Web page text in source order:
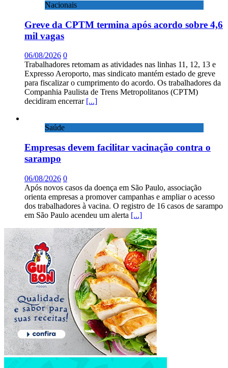
Nacionais
Greve da CPTM termina após acordo sobre 4,6
mil vagas
06/08/2026 0
Trabalhadores retomam as atividades nas linhas 11, 12, 13 e
Expresso Aeroporto, mas sindicato mantém estado de greve
para fiscalizar o cumprimento do acordo. Os trabalhadores da
Companhia Paulista de Trens Metropolitanos (CPTM)
decidiram encerrar [...]
Saúde
Empresas devem facilitar vacinação contra o
sarampo
06/08/2026 0
Após novos casos da doença em São Paulo, associação
orienta empresas a promover campanhas e ampliar o acesso
dos trabalhadores à vacina. O registro de 16 casos de sarampo
em São Paulo acendeu um alerta [...]